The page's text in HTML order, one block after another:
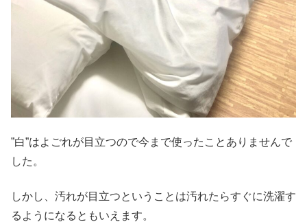
”白”はよごれが目立つので今まで使ったことありませんで
した。
しかし、汚れが目立つということは汚れたらすぐに洗濯す
るようになるともいえます。